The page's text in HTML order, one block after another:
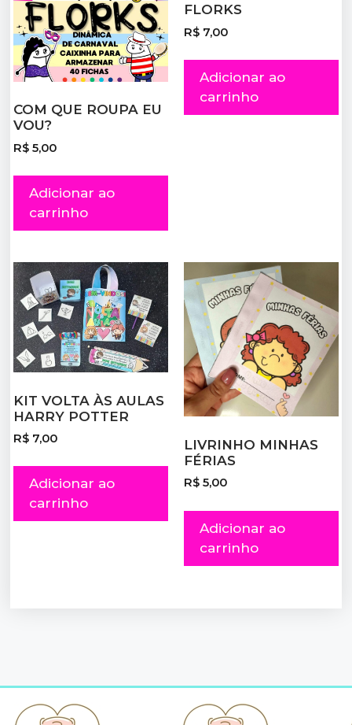
COM QUE ROUPA EU
VOU?
R$ 5,00
Adicionar ao
carrinho
FLORKS
R$ 7,00
Adicionar ao
carrinho
KIT VOLTA ÀS AULAS
HARRY POTTER
R$ 7,00
Adicionar ao
carrinho
LIVRINHO MINHAS
FÉRIAS
R$ 5,00
Adicionar ao
carrinho